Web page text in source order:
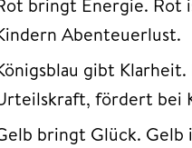
bringt Energie. Rot
Abenteuerlust.
gibt
fördert bei
bringt Glück.